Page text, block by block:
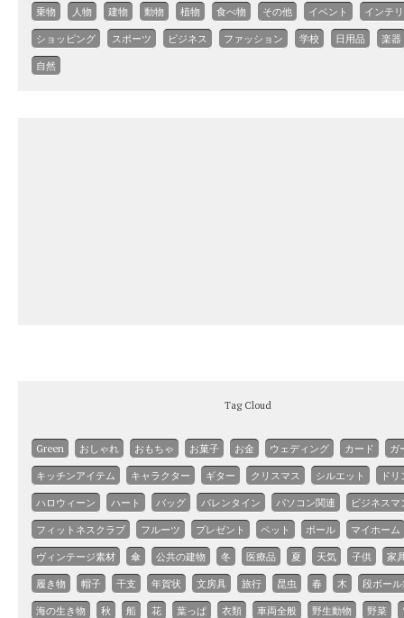
乗物 人物 建物 動物 植物 食べ物 その他 イベント インテ
ショッピング スポーツ ビジネス ファッション 学校 日用品 楽器
自然
Tag Cloud
Green おしゃれ おもちゃ お菓子 お金 ウェディング カード ガ
キッチンアイテム キャラクター ギター クリスマス シルエット ド
ハロウィーン ハート バッグ バレンタイン パソコン関連 ビジネスマ
フィットネスクラブ フルーツ プレゼント ペット ボール マイホーム
ヴィンテージ素材 傘 公共の建物 冬 医療品 夏 天気 子供 家
履き物 帽子 干支 年賀状 文房具 旅行 昆虫 春 木 段ボー
海の生き物 秋 船 花 葉っぱ 衣類 車両全般 野生動物 野菜